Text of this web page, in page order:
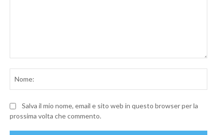
Salva il mio nome, email e sito web in questo browser per la
prossima volta che commento.